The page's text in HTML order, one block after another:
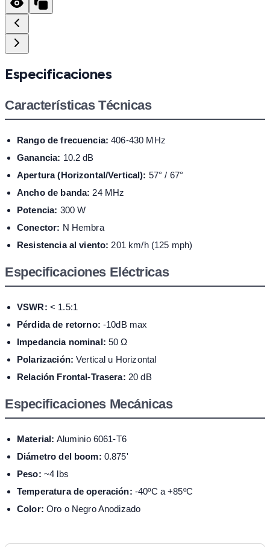
Especificaciones
Características Técnicas
Rango de frecuencia: 406-430 MHz
Ganancia: 10.2 dB
Apertura (Horizontal/Vertical): 57° / 67°
Ancho de banda: 24 MHz
Potencia: 300 W
Conector: N Hembra
Resistencia al viento: 201 km/h (125 mph)
Especificaciones Eléctricas
VSWR: < 1.5:1
Pérdida de retorno: -10dB max
Impedancia nominal: 50 Ω
Polarización: Vertical u Horizontal
Relación Frontal-Trasera: 20 dB
Especificaciones Mecánicas
Material: Aluminio 6061-T6
Diámetro del boom: 0.875'
Peso: ~4 lbs
Temperatura de operación: -40ºC a +85ºC
Color: Oro o Negro Anodizado